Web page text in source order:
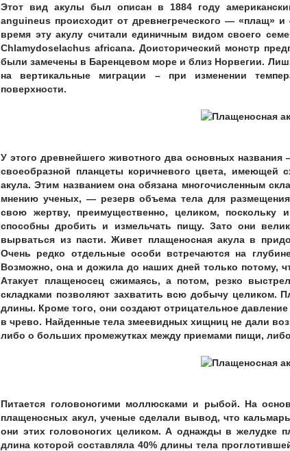
Этот вид акулы был описан в 1884 году
anguineus происходит от древнегреческого — «плащ»
время эту акулу считали единичным видом своего
Chlamydoselachus africana. Доисторический монстр
были замечены в Баренцевом море и близ Норвегии.
на вертикальные миграции – при изменении
поверхности.
У этого древнейшего животного два основных
своеобразной планцеты коричневого цвета, имеющей
акула. Этим названием она обязана многочисленным
мнению ученых, — резерв объема тела для
свою жертву, преимущественно, целиком, поскольку
способны дробить и измельчать пищу. Зато они
вырваться из пасти. Живет плащеносная акула в
Очень редко отдельные особи встречаются на
Возможно, она и дожила до наших дней только потому,
Атакует плащеносец сжимаясь, а потом, резко
складками позволяют захватить всю добычу целиком.
длины. Кроме того, они создают отрицательное
в чрево. Найденные тела змеевидных хищниц не дали
либо о больших промежутках между приемами пищи,
Питается головоногими моллюсками и рыбой. На
плащеносных акул, ученые сделали вывод, что
они этих головоногих целиком. А однажды в желудке
длина которой составляла 40% длины тела